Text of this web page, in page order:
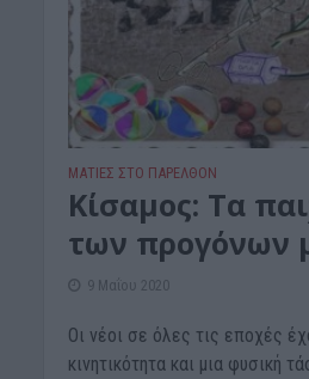
ΜΑΤΙΕΣ ΣΤΟ ΠΑΡΕΛΘΟΝ
Κίσαμος: Τα
των προγόνων
9 Μαΐου 2020
Οι νέοι σε όλες τις εποχές
κινητικότητα και μια φυσική